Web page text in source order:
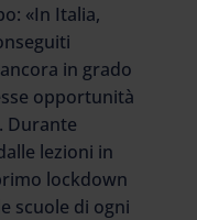
«In Italia,
in grado
opportunità
Durante
lezioni in
lockdown
scuole di ogni